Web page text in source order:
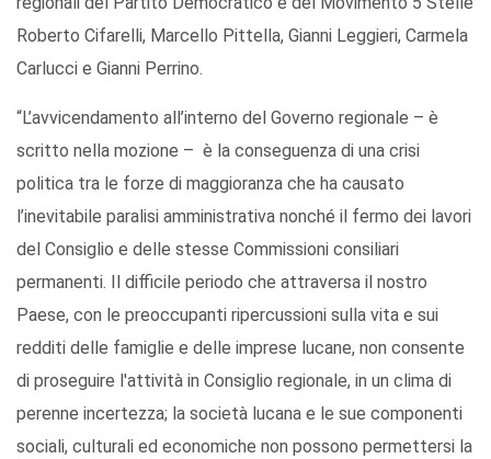
Roberto Cifarelli, Marcello Pittella, Gianni Leggieri, Carmela
Carlucci e Gianni Perrino.
“L’avvicendamento all’interno del Governo regionale – è
scritto nella mozione – è la conseguenza di una crisi
politica tra le forze di maggioranza che ha causato
l’inevitabile paralisi amministrativa nonché il fermo dei lavori
del Consiglio e delle stesse Commissioni consiliari
permanenti. Il difficile periodo che attraversa il nostro
Paese, con le preoccupanti ripercussioni sulla vita e sui
redditi delle famiglie e delle imprese lucane, non consente
di proseguire l'attività in Consiglio regionale, in un clima di
perenne incertezza; la società lucana e le sue componenti
sociali, culturali ed economiche non possono permettersi la